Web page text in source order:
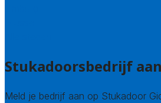
Stukadoorsbedrijf
Meld je bedrijf aan op Stukadoor